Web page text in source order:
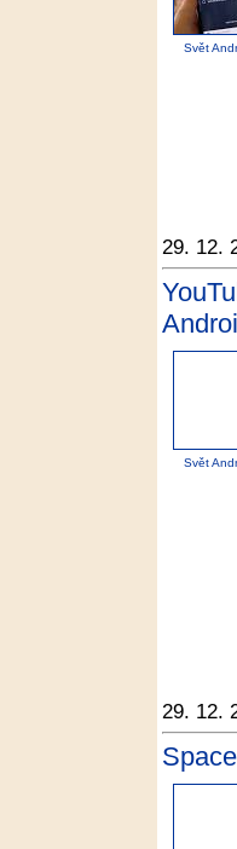
Svět
29. 12.
Svět
29. 12.